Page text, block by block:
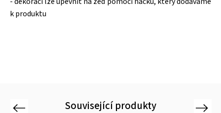
k produktu
Související produkty
Previous Next